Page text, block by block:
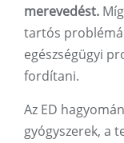
merevedést.
tartós
egészségügyi
fordítani.
Az ED
gyógyszerek, a